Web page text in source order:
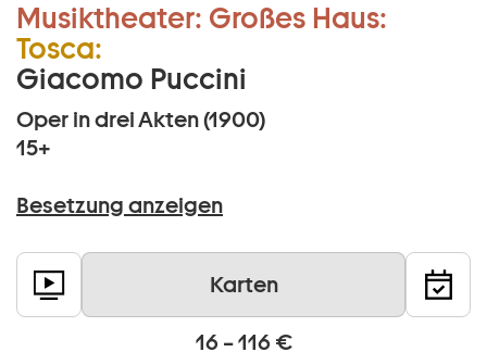
Musiktheater: Großes Haus:
Tosca:
Giacomo Puccini
Oper in drei Akten (1900)
15+
Besetzung anzeigen
Karten
16 – 116 €